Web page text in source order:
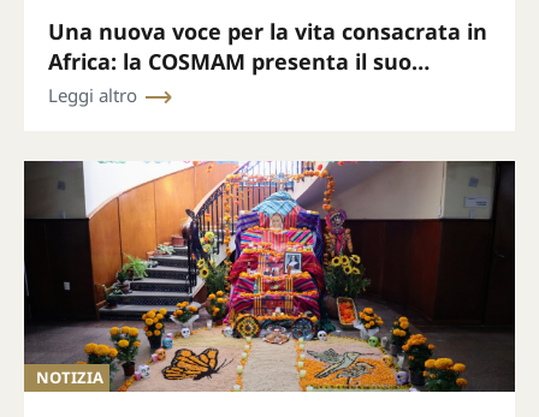
Una nuova voce per la vita consacrata in
Africa: la COSMAM presenta il suo
bollettino mensile
Leggi altro
NOTIZIA